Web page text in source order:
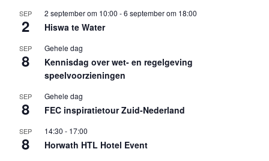
SEP
2
2 september om 10:00 -6 september om 18:00
Hiswa te Water
SEP
8
Gehele dag
Kennisdag over wet- en regelgeving
speelvoorzieningen
SEP
8
Gehele dag
FEC inspiratietour Zuid-Nederland
SEP
8
14:30 - 17:00
Horwath HTL Hotel Event